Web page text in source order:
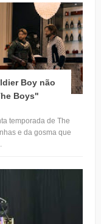
Boy não
Boys"
temporada de The
e da gosma que